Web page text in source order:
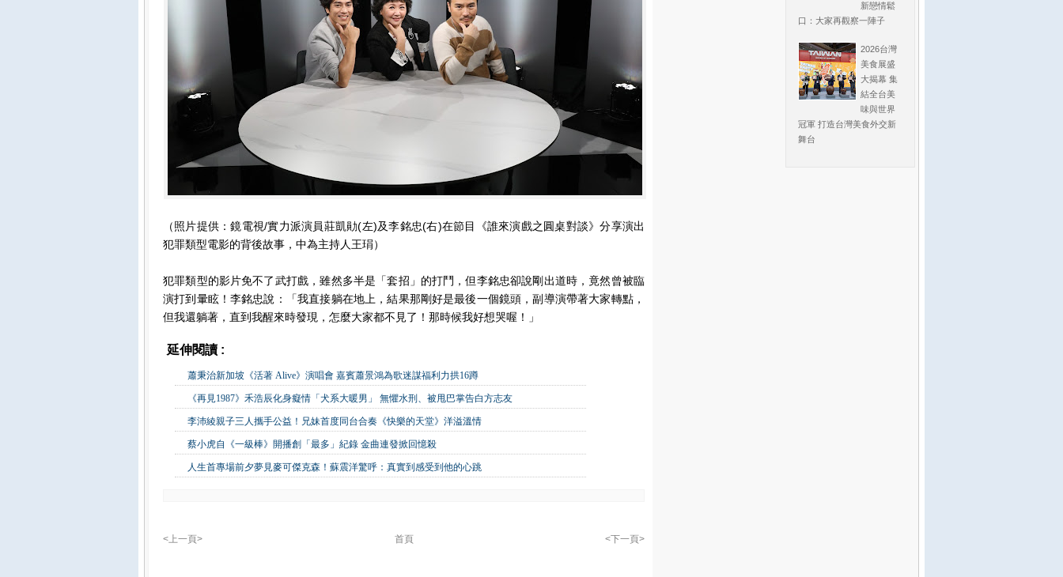
（照片提供：鏡電視/實力派演員莊凱勛(左)及李銘忠(右)在節目《誰來演戲之圓桌對談》分享演出
犯罪類型電影的背後故事，中為主持人王琄）
犯罪類型的影片免不了武打戲，雖然多半是「套招」的打鬥，但李銘忠卻說剛出道時，竟然曾被臨
演打到暈眩！李銘忠說：「我直接躺在地上，結果那剛好是最後一個鏡頭，副導演帶著大家轉點，
但我還躺著，直到我醒來時發現，怎麼大家都不見了！那時候我好想哭喔！」
延伸閱讀 :
蕭秉治新加坡《活著 Alive》演唱會 嘉賓蕭景鴻為歌迷謀福利力拱16蹲
《再見1987》禾浩辰化身癡情「犬系大暖男」 無懼水刑、被甩巴掌告白方志友
李沛綾親子三人攜手公益！兄妹首度同台合奏《快樂的天堂》洋溢溫情
蔡小虎自《一級棒》開播創「最多」紀錄 金曲連發掀回憶殺
人生首專場前夕夢見麥可傑克森！蘇震洋驚呼：真實到感受到他的心跳
<上一頁> <下一頁>
首頁
新戀情鬆
口：大家再觀察一陣子
2026台灣
美食展盛
大揭幕 集
結全台美
味與世界
冠軍 打造台灣美食外交新
舞台